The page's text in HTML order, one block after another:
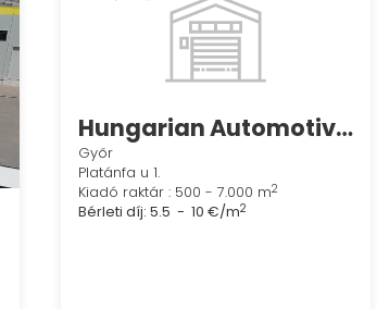
Hungarian Automotive Logistics Kft.
Győr
Platánfa u 1.
Kiadó raktár : 500 - 7.000 m2
Bérleti díj: 5.5 - 10 €/m2